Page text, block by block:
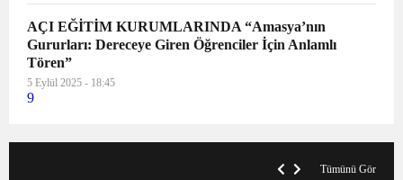
AÇI EĞİTİM KURUMLARINDA “Amasya’nın
Gururları: Dereceye Giren Öğrenciler İçin Anlamlı
Tören”
5 Eylül 2025 - 18:45
9
Tümünü Gör